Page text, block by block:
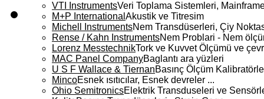
VTI InstrumentsVeri Toplama Sistemleri,
M+P International Akustik ve Titresim
Michell InstrumentsNem Transdüserleri, Çiy
Rense / Kahn InstrumentsNem Problari - Nem
Lorenz MesstechnikTork ve Kuvvet Ölçümü ve
MAC Panel CompanyBaglantı ara yüzleri
U S F Wallace & TiernanBasınç Ölçüm
MincoEsnek ısıtıcılar, Esnek devreler ...
Ohio SemitronicsElektrik Transduseleri ve